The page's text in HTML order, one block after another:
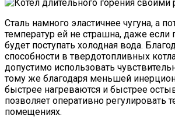
Сталь намного эластичнее чугуна, а
температур ей не страшна, даже если
будет поступать холодная вода.
способности в твердотопливных
допустимо использовать
тому же благодаря меньшей
быстрее нагреваются и быстрее
позволяет оперативно регулировать
помещениях.